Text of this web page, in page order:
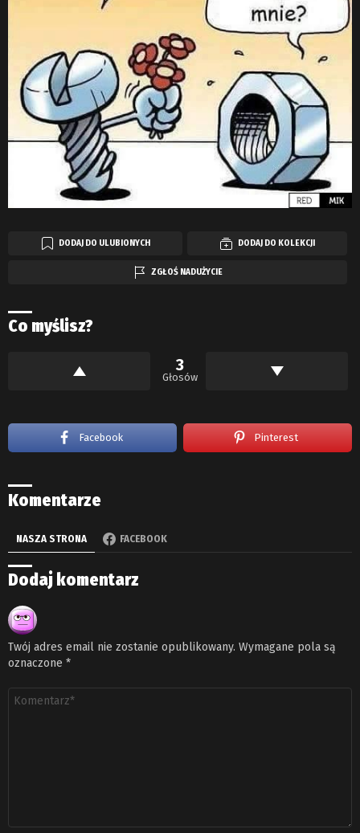
DODAJ DO ULUBIONYCH DODAJ DO KOLEKCJI
ZGŁOŚ NADUŻYCIE
Co myślisz?
3
Głosów
Facebook Pinterest
Komentarze
NASZA STRONA FACEBOOK
Dodaj komentarz
Twój adres email nie zostanie opublikowany. Wymagane pola są
oznaczone *